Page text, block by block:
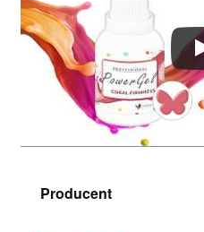
Producent